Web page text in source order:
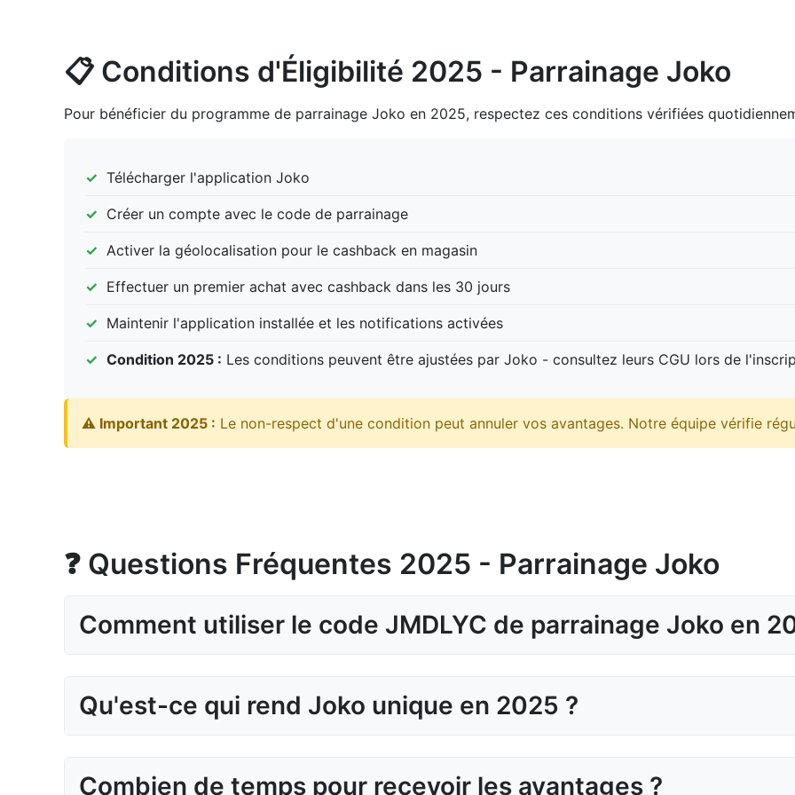
📋 Conditions d'Éligibilité 2025 - Parrainage Joko
Pour bénéficier du programme de parrainage Joko en 2025, respectez ces conditions vérifiées
Télécharger l'application Joko
Créer un compte avec le code de parrainage
Activer la géolocalisation pour le cashback en magasin
Effectuer un premier achat avec cashback dans les 30 jours
Maintenir l'application installée et les notifications activées
Condition 2025 : Les conditions peuvent être ajustées par Joko - consultez leurs CGU lors de
⚠️ Important 2025 : Le non-respect d'une condition peut annuler vos avantages. Notre équipe vérifie
❓ Questions Fréquentes 2025 - Parrainage Joko
Comment utiliser le code JMDLYC de parrainage Joko en
Qu'est-ce qui rend Joko unique en 2025 ?
Combien de temps pour recevoir les avantages ?